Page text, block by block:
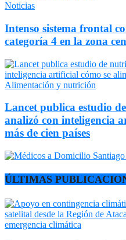
Noticias
Intenso sistema frontal
categoría 4 en la zona
Alimentación y nutrición
Lancet publica estudio
analizó con inteligencia
más de cien países
ÚLTIMAS